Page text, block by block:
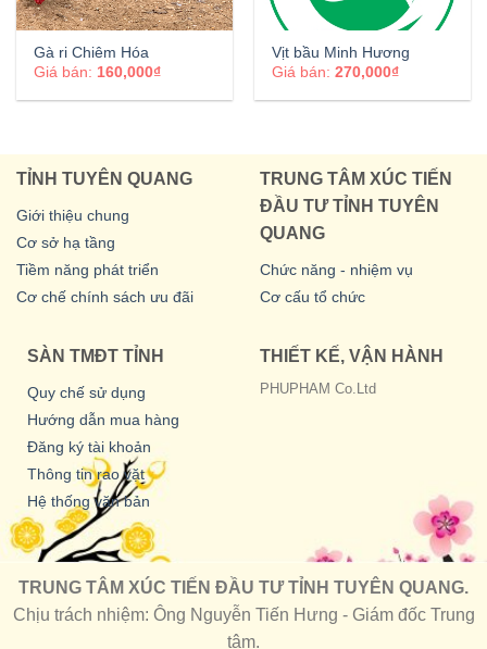
Gà ri Chiêm Hóa
Giá bán: 160,000₫
Vịt bầu Minh Hương
Giá bán:270,000₫
TỈNH TUYÊN QUANG
Giới thiệu chung
Cơ sở hạ tầng
Tiềm năng phát triển
Cơ chế chính sách ưu đãi
TRUNG TÂM XÚC TIẾN
ĐẦU TƯ TỈNH TUYÊN
QUANG
Chức năng - nhiệm vụ
Cơ cấu tổ chức
SÀN TMĐT TỈNH
Quy chế sử dụng
Hướng dẫn mua hàng
Đăng ký tài khoản
Thông tin rao vặt
Hệ thống văn bản
THIẾT KẾ, VẬN HÀNH
PHUPHAM Co.Ltd
TRUNG TÂM XÚC TIẾN ĐẦU TƯ TỈNH TUYÊN QUANG.
Chịu trách nhiệm: Ông Nguyễn Tiến Hưng - Giám đốc Trung
tâm.